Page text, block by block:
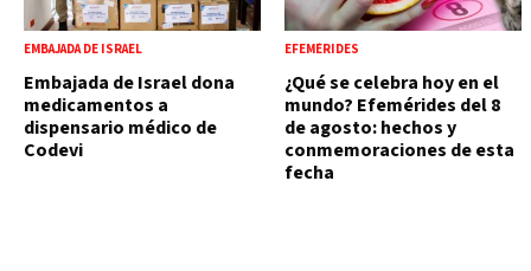
EMBAJADA DE ISRAEL
Embajada de Israel dona
medicamentos a
dispensario médico de
Codevi
EFEMÉRIDES
¿Qué se celebra hoy en el
mundo? Efemérides del 8
de agosto: hechos y
conmemoraciones de esta
fecha